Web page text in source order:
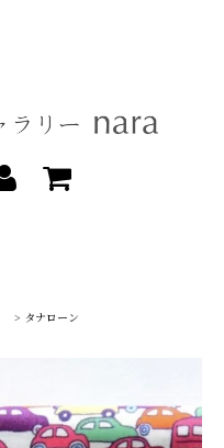
> タナローン